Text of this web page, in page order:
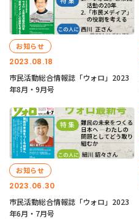
2023.08.18
お知らせ
市民活動総合情報誌「ウォロ」2023
年8月・9月号
2023.06.30
お知らせ
市民活動総合情報誌「ウォロ」2023
年6月・7月号